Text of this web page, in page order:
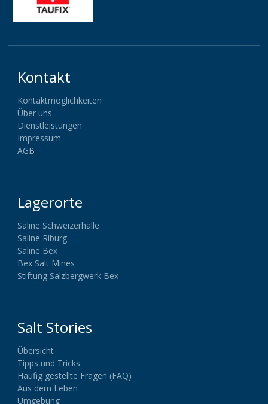
Kontakt
Kontaktmöglichkeiten
Über uns
Dienstleistungen
Impressum
AGB
Lagerorte
Saline Schweizerhalle
Saline Riburg
Saline Bex
Bex Salt Mines
Stiftung Salzbergwerk Bex
Salt Stories
Übersicht
Tipps und Tricks
Häufig gestellte Fragen (FAQ)
Aus dem Leben
Umgebung